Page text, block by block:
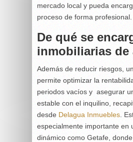
mercado local y pueda
proceso de forma profesional.
De qué se
inmobiliarias de
Además de reducir riesgos,
permite optimizar la
periodos vacíos y asegurar
estable con el inquilino,
desde Delagua Inmuebles .
especialmente importante en
dinámico como Getafe,